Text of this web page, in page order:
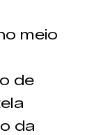
meio
de
da